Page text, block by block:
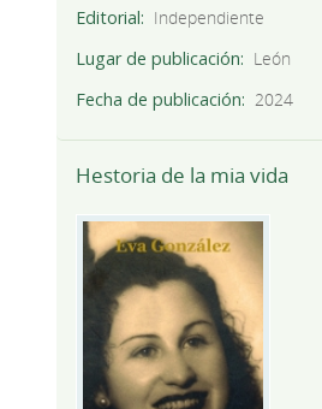
Editorial
Independiente
Lugar de publicación
León
Fecha de publicación
2024
Hestoria de la mia vida